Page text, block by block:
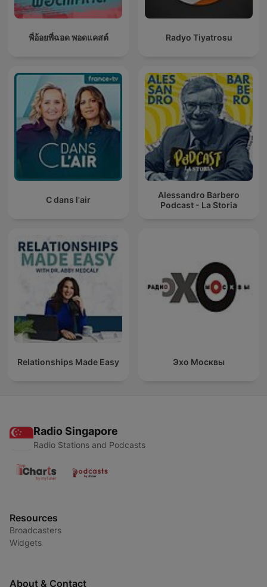
พี่อ้อยพี่ฉอด พอดแคสต์ Radyo Tiyatrosu
C dans l'air
Alessandro Barbero
Podcast - La Storia
Relationships Made Easy Эхо Москвы
Radio Singapore
Radio Stations and Podcasts
Resources
Broadcasters
Widgets
About & Contact